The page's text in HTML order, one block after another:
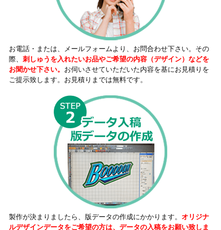
お電話・または、メールフォームより、お問合わせ下さい。その
際、 刺しゅうを入れたいお品やご希望の内容（デザイン）などを
お聞かせ下さい。 お伺いさせていただいた内容を基にお見積りを
ご提示致します。お見積りまでは無料です。
製作が決まりましたら、版データの作成にかかります。 オリジナ
ルデザインデータをご希望の方は、データの入稿をお願い致しま